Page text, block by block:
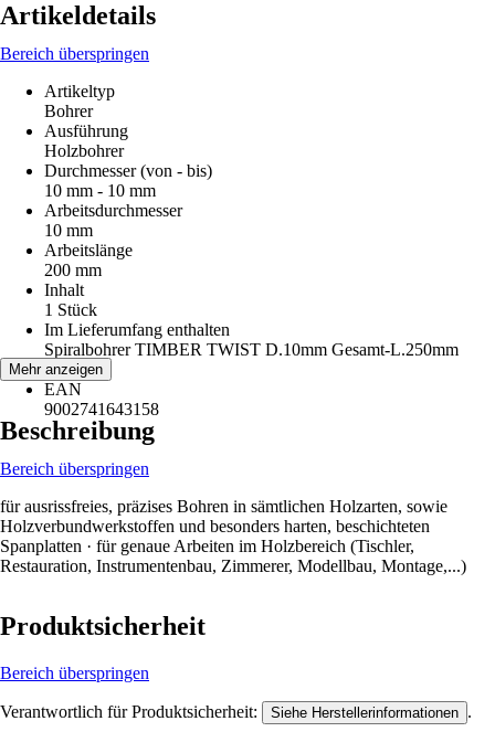
Artikeldetails
Bereich überspringen
Artikeltyp
Bohrer
Ausführung
Holzbohrer
Durchmesser (von - bis)
10 mm - 10 mm
Arbeitsdurchmesser
10 mm
Arbeitslänge
200 mm
Inhalt
1 Stück
Im Lieferumfang enthalten
Spiralbohrer TIMBER TWIST D.10mm Gesamt-L.250mm
ALPEN
EAN
9002741643158
Mehr anzeigen
Beschreibung
Bereich überspringen
für ausrissfreies, präzises Bohren in sämtlichen Holzarten, sowie
Holzverbundwerkstoffen und besonders harten, beschichteten
Spanplatten · für genaue Arbeiten im Holzbereich (Tischler,
Restauration, Instrumentenbau, Zimmerer, Modellbau, Montage,...)
Produktsicherheit
Bereich überspringen
Verantwortlich für Produktsicherheit: Siehe Herstellerinformationen .